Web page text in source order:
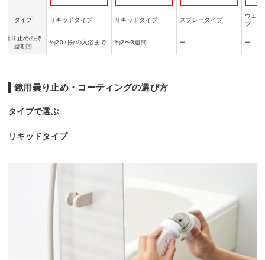
タイプ リキッドタイプ リキッドタイプ スプレータイプ
ウェッ
プ
曇り止めの持
続期間
約20回分の入浴まで 約2〜3週間 ー ー
鏡用曇り止め・コーティングの選び方
タイプで選ぶ
リキッドタイプ